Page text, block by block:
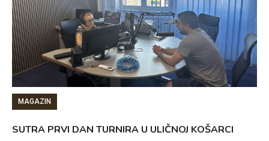
MAGAZIN
SUTRA PRVI DAN TURNIRA U ULIČNOJ KOŠARCI